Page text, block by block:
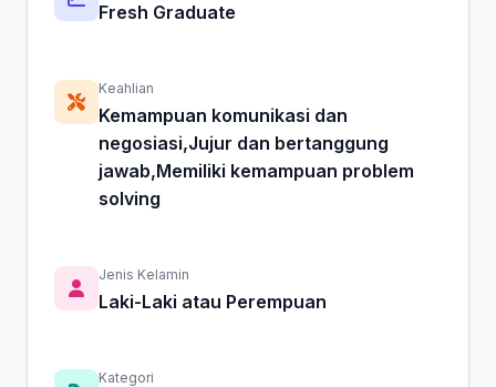
Fresh Graduate
Keahlian
Kemampuan komunikasi dan
negosiasi,Jujur dan bertanggung
jawab,Memiliki kemampuan problem
solving
Jenis Kelamin
Laki-Laki atau Perempuan
Kategori